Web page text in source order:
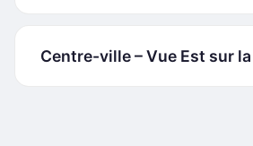
Centre-ville – Vue Est sur